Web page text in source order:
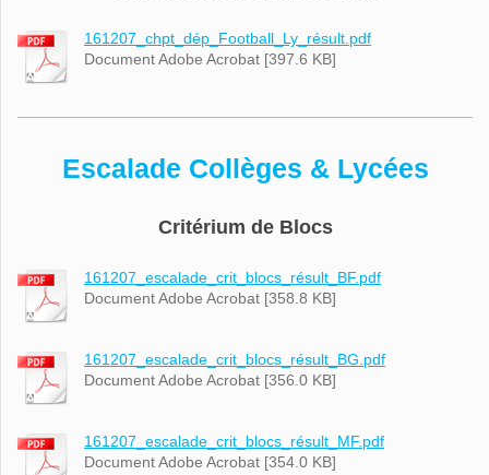
161207_chpt_dép_Football_Ly_résult.pdf
Document Adobe Acrobat [397.6 KB]
Escalade Collèges & Lycées
Critérium de Blocs
161207_escalade_crit_blocs_résult_BF.pdf
Document Adobe Acrobat [358.8 KB]
161207_escalade_crit_blocs_résult_BG.pdf
Document Adobe Acrobat [356.0 KB]
161207_escalade_crit_blocs_résult_MF.pdf
Document Adobe Acrobat [354.0 KB]